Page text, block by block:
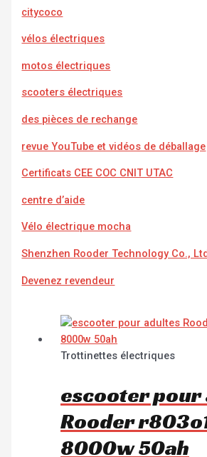
citycoco
vélos électriques
motos électriques
scooters électriques
des pièces de rechange
revue YouTube et vidéos de déballage
Certificats CEE COC CNIT UTAC
centre d’aide
Vélo électrique mocha
Shenzhen Rooder Technology Co.,
Devenez revendeur
Trottinettes électriques
escooter
Rooder
8000w 50ah